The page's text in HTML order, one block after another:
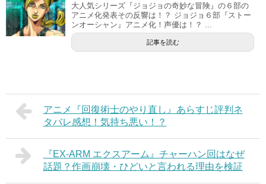
大人気シリーズ『ジョジョの奇妙な冒険』の６部の
アニメ化発表その反響は！？ ジョジョ６部『ストー
ンオーシャン』アニメ化！声優は！？ ...
記事を読む
アニメ『回復術士のやり直し』あらすじ評判ネ
タバレ感想！気持ち悪い！？
『EX-ARM エクスアーム』チャーハン回はなぜ
話題？作画崩壊・ひどいと言われる理由を検証